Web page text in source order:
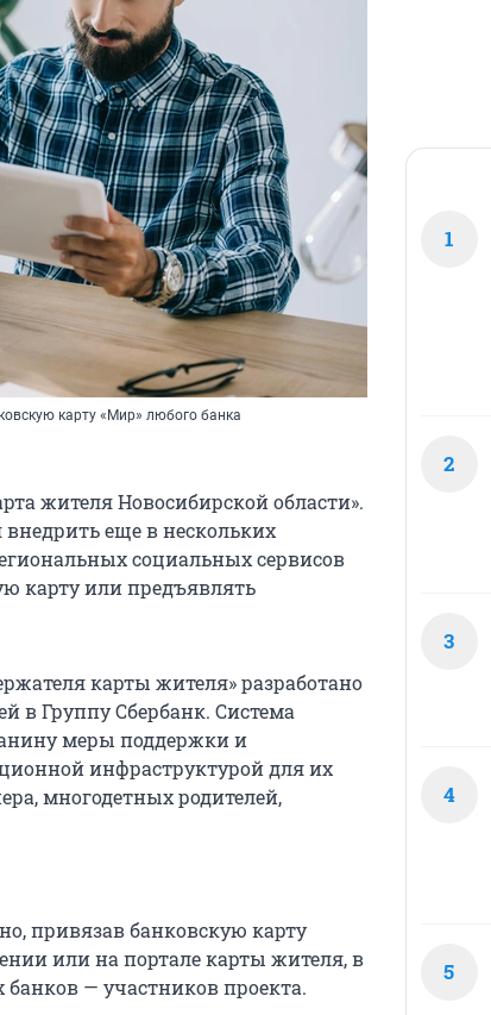
карту «Мир» любого банка
жителя Новосибирской области».
внедрить еще в нескольких
социальных сервисов
карту или предъявлять
карты жителя» разработано
в Группу Сбербанк. Система
меры поддержки и
инфраструктурой для их
многодетных родителей,
привязав банковскую карту
или на портале карты жителя, в
— участников проекта.
1
2
3
4
5